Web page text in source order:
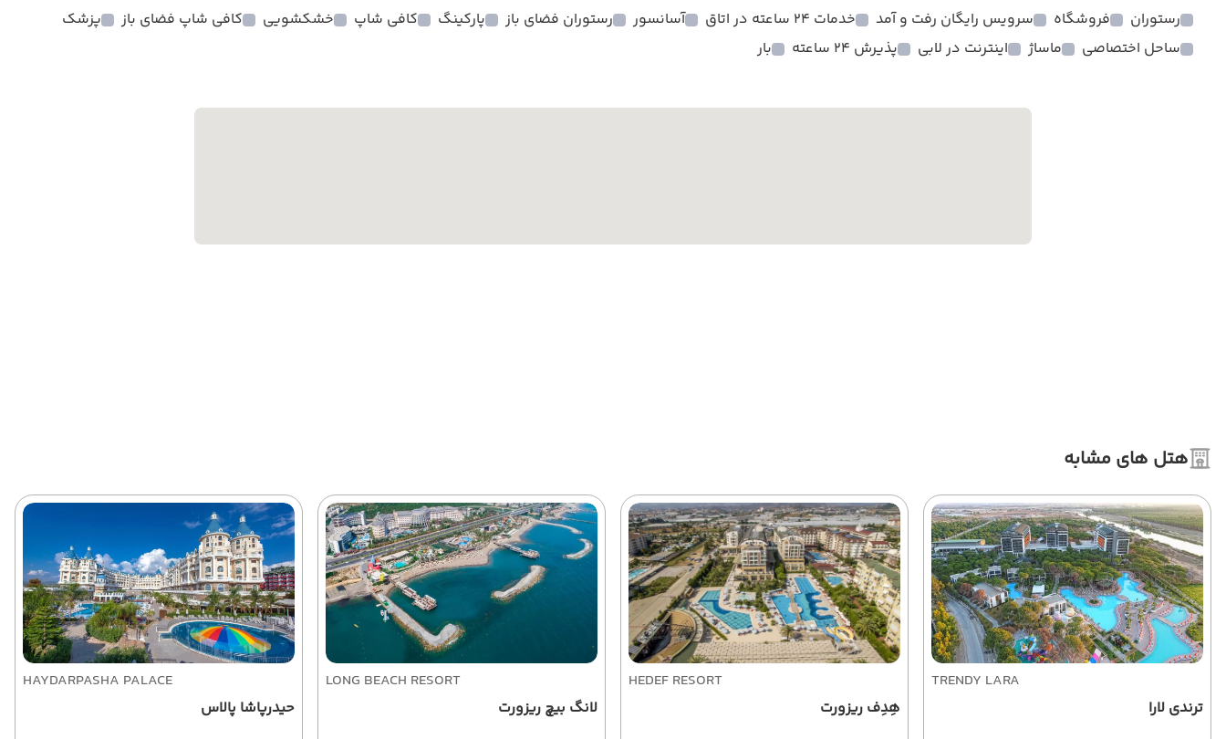
رستوران فروشگاه سرویس رایگان رفت و آمد خدمات 24 ساعته در اتاق آسانسور رستوران فضای باز پارکینگ کافی شاپ خشکشویی کافی شاپ فضای باز
پزشک
ساحل اختصاصی
ماساژ اینترنت در لابی پذیرش 24 ساعته بار
هتل های مشابه
TRENDY LARA
ترندی لارا
HEDEF RESORT
هِدِف ریزورت
LONG BEACH RESORT
لانگ بیچ ریزورت
HAYDARPASHA PALACE
حیدرپاشا پالاس